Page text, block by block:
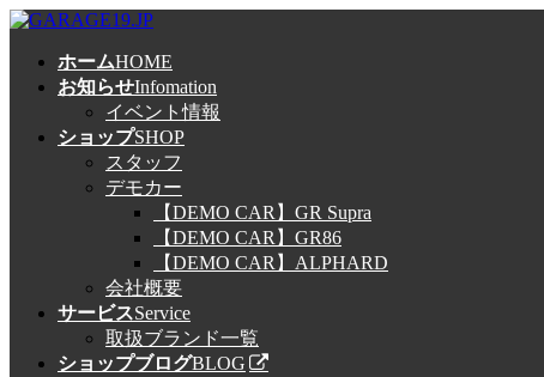
コ
ナ
ホームHOME
お知らせInfomation
イベント情報
ショップSHOP
スタッフ
デモカー
【DEMO CAR】GR Supra
【DEMO CAR】GR86
【DEMO CAR】ALPHARD
会社概要
サービスService
取扱ブランド一覧
ショップブログBLOG